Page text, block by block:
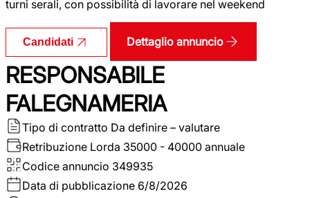
turni serali, con possibilità di lavorare nel weekend
Candidati Dettaglio annuncio
RESPONSABILE
FALEGNAMERIA
Tipo di contratto Da definire – valutare
Retribuzione Lorda 35000 - 40000 annuale
Codice annuncio 349935
Data di pubblicazione 6/8/2026